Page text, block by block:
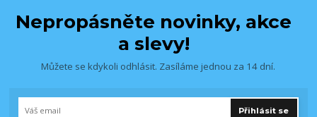
Nepropásněte novinky, akce
a slevy!
Můžete se kdykoli odhlásit. Zasíláme jednou za 14 dní.
Přihlásit se